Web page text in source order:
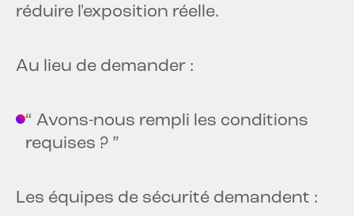
réduire l'exposition réelle.
Au lieu de demander :
“ Avons-nous rempli les conditions
requises ? ”
Les équipes de sécurité demandent :